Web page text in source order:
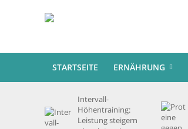
STARTSEITE ERNÄHRUNG
Intervall-
Höhentraining:
Leistung steigern